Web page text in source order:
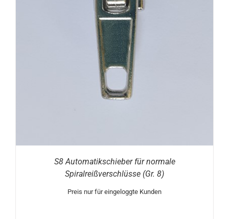
S8 Automatikschieber für normale
Spiralreißverschlüsse (Gr. 8)
Preis nur für eingeloggte Kunden